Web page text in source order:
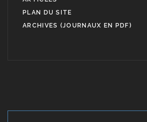
PLAN DU SITE
ARCHIVES (JOURNAUX EN PDF)